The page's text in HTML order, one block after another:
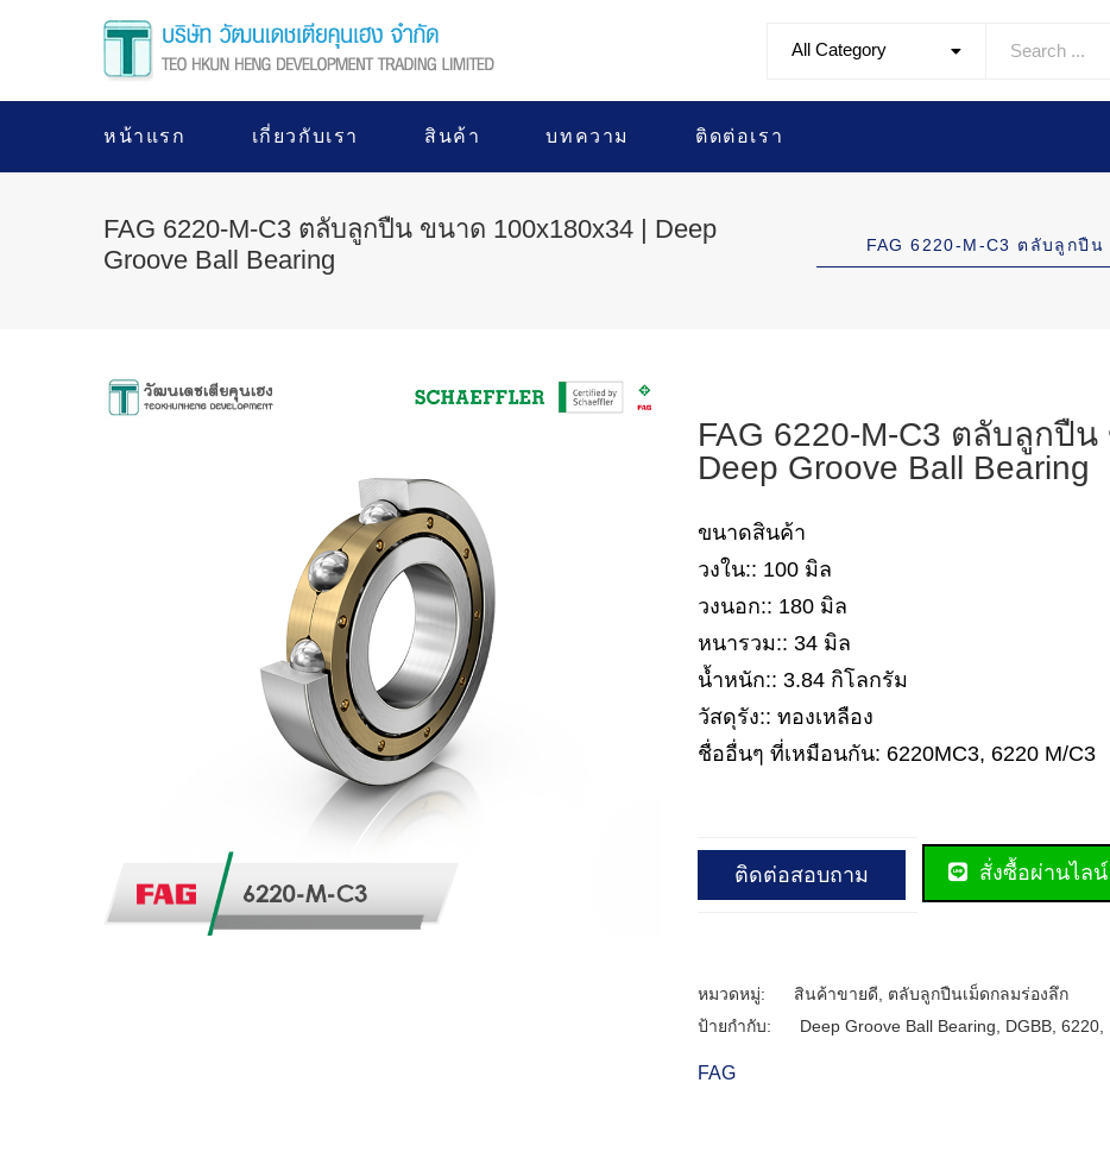
All Category
หน้าแรก เกี่ยวกับเรา สินค้า บทความ ติดต่อเรา
FAG 6220-M-C3 ตลับลูกปืน ขนาด 100x180x34 | Deep
Groove Ball Bearing
FAG 6220-M-C3 ตลับลูกปืน
FAG 6220-M-C3 ตลับลูกปื
Deep Groove Ball Bearing
ขนาดสินค้า
วงใน:: 100 มิล
วงนอก:: 180 มิล
หนารวม:: 34 มิล
น้ำหนัก:: 3.84 กิโลกรัม
วัสดุรัง:: ทองเหลือง
ชื่ออื่นๆ ที่เหมือนกัน: 6220MC3, 6220 M/C3
ติดต่อสอบถาม สั่งซื้อผ่านไลน์
หมวดหมู่: สินค้าขายดี
ตลับลูกปืนเม็ดกลมร่องลึก
ป้ายกำกับ:
Deep Groove Ball Bearing DGBB 6220
FAG